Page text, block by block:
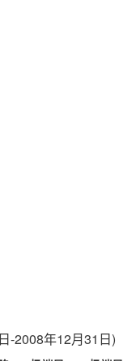
-2008年12月31日)